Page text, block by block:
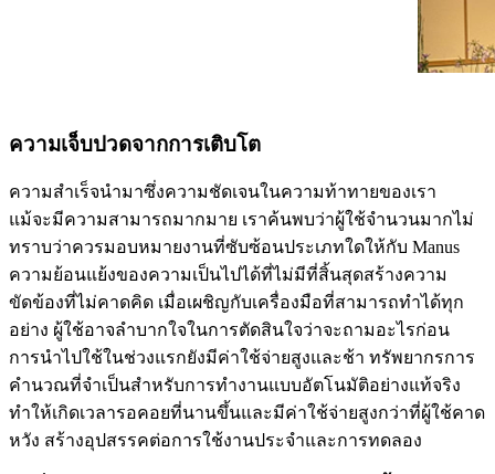
ความเจ็บปวดจากการเติบโต
ความสำเร็จนำมาซึ่งความชัดเจนในความท้าทายของเรา
แม้จะมีความสามารถมากมาย เราค้นพบว่าผู้ใช้จำนวนมากไม่
ทราบว่าควรมอบหมายงานที่ซับซ้อนประเภทใดให้กับ Manus
ความย้อนแย้งของความเป็นไปได้ที่ไม่มีที่สิ้นสุดสร้างความ
ขัดข้องที่ไม่คาดคิด เมื่อเผชิญกับเครื่องมือที่สามารถทำได้ทุก
อย่าง ผู้ใช้อาจลำบากใจในการตัดสินใจว่าจะถามอะไรก่อน
การนำไปใช้ในช่วงแรกยังมีค่าใช้จ่ายสูงและช้า ทรัพยากรการ
คำนวณที่จำเป็นสำหรับการทำงานแบบอัตโนมัติอย่างแท้จริง
ทำให้เกิดเวลารอคอยที่นานขึ้นและมีค่าใช้จ่ายสูงกว่าที่ผู้ใช้คาด
หวัง สร้างอุปสรรคต่อการใช้งานประจำและการทดลอง